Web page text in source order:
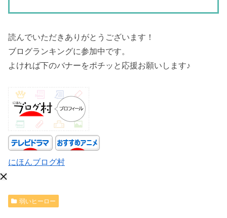
読んでいただきありがとうございます！
ブログランキングに参加中です。
よければ下のバナーをポチッと応援お願いします♪
にほんブログ村
弱いヒーロー